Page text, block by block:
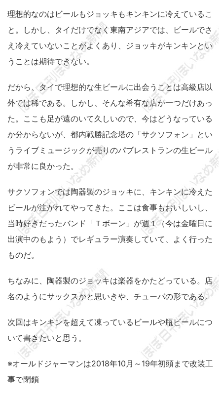
理想的なのはビールもジョッキもキンキンに冷えているこ
と。しかし、タイだけでなく東南アジアでは、ビールでさ
え冷えていないことがよくあり、ジョッキがキンキンとい
うことは期待できない。
だから、タイで理想的な生ビールに出会うことは高級店以
外では稀である。しかし、そんな希有な店が一つだけあっ
た。ここも足が遠のいて久しいので、今はどうなっている
か分からないが、都内戦勝記念塔の「サクソフォン」とい
うライブミュージックが売りのパブレストランの生ビール
が非常に良かった。
サクソフォンでは陶器製のジョッキに、キンキンに冷えた
ビールが注がれてやってきた。ここは食事もおいしいし、
当時好きだったバンド「Ｔボーン」が週１（今は金曜日に
出演中のもよう）でレギュラー演奏していて、よく行った
ものだ。
ちなみに、陶器製のジョッキは楽器をかたどっている。店
名のようにサックスかと思いきや、チューバの形である。
次回はキンキンを超えて凍っているビールや瓶ビールにつ
いて書きたいと思う。
※オールドジャーマンは2018年10月～19年初頭まで改装工
事で閉鎖